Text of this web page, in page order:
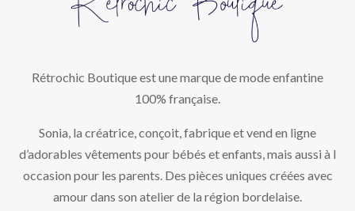
Rétrochic Boutique est une marque de mode enfantine
100% française.
Sonia, la créatrice, conçoit, fabrique et vend en ligne
d’adorables vêtements pour bébés et enfants, mais aussi à l
occasion pour les parents. Des pièces uniques créées avec
amour dans son atelier de la région bordelaise.